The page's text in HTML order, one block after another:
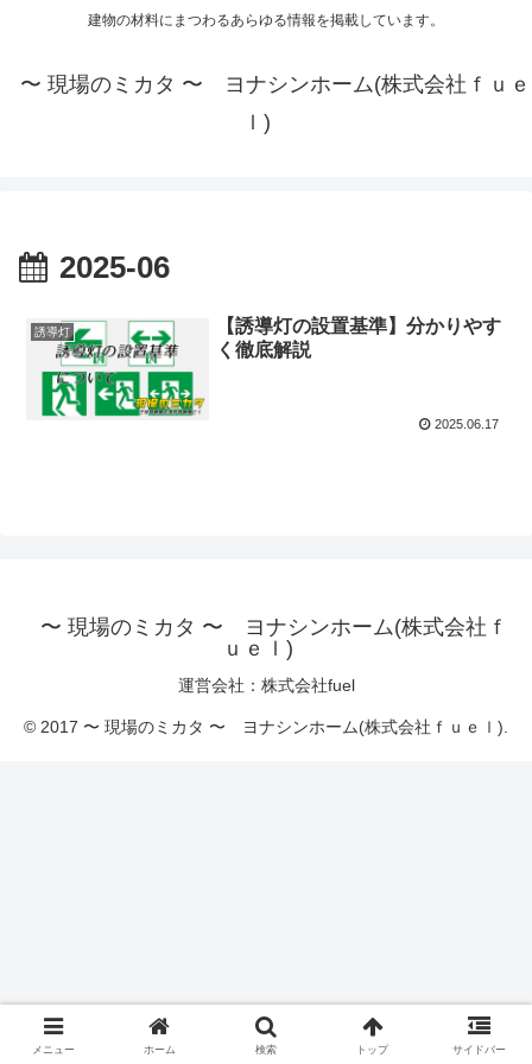
建物の材料にまつわるあらゆる情報を掲載しています。
〜 現場のミカタ 〜 ヨナシンホーム(株式会社ｆｕｅ
ｌ)
2025-06
誘導灯
【誘導灯の設置基準】分かりやす
く徹底解説
2025.06.17
〜 現場のミカタ 〜 ヨナシンホーム(株式会社ｆ
ｕｅｌ)
運営会社：株式会社fuel
© 2017 〜 現場のミカタ 〜 ヨナシンホーム(株式会社ｆｕｅｌ).
メニュー ホーム 検索 トップ サイドバー